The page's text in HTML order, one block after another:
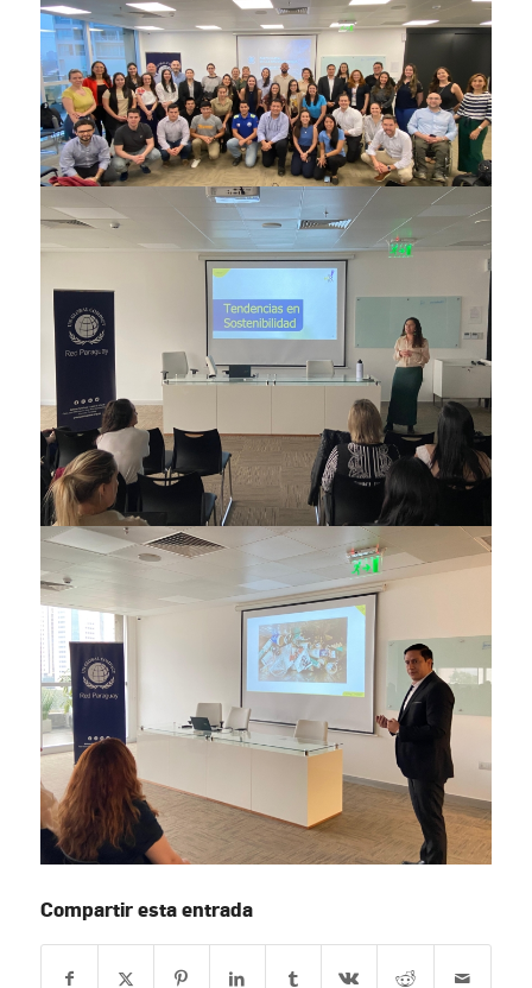
Compartir esta entrada